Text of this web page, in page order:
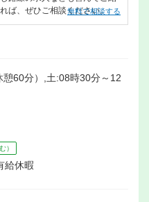
ば、ぜひご相談ください。
無料で相談する
60分）,土:08時30分～12
）
休暇